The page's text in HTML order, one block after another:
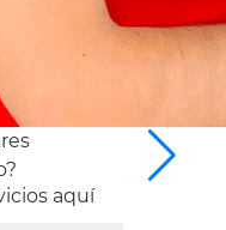
aquí